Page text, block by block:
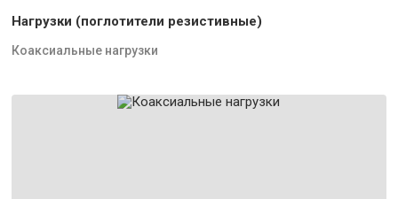
Нагрузки (поглотители резистивные)
Коаксиальные нагрузки